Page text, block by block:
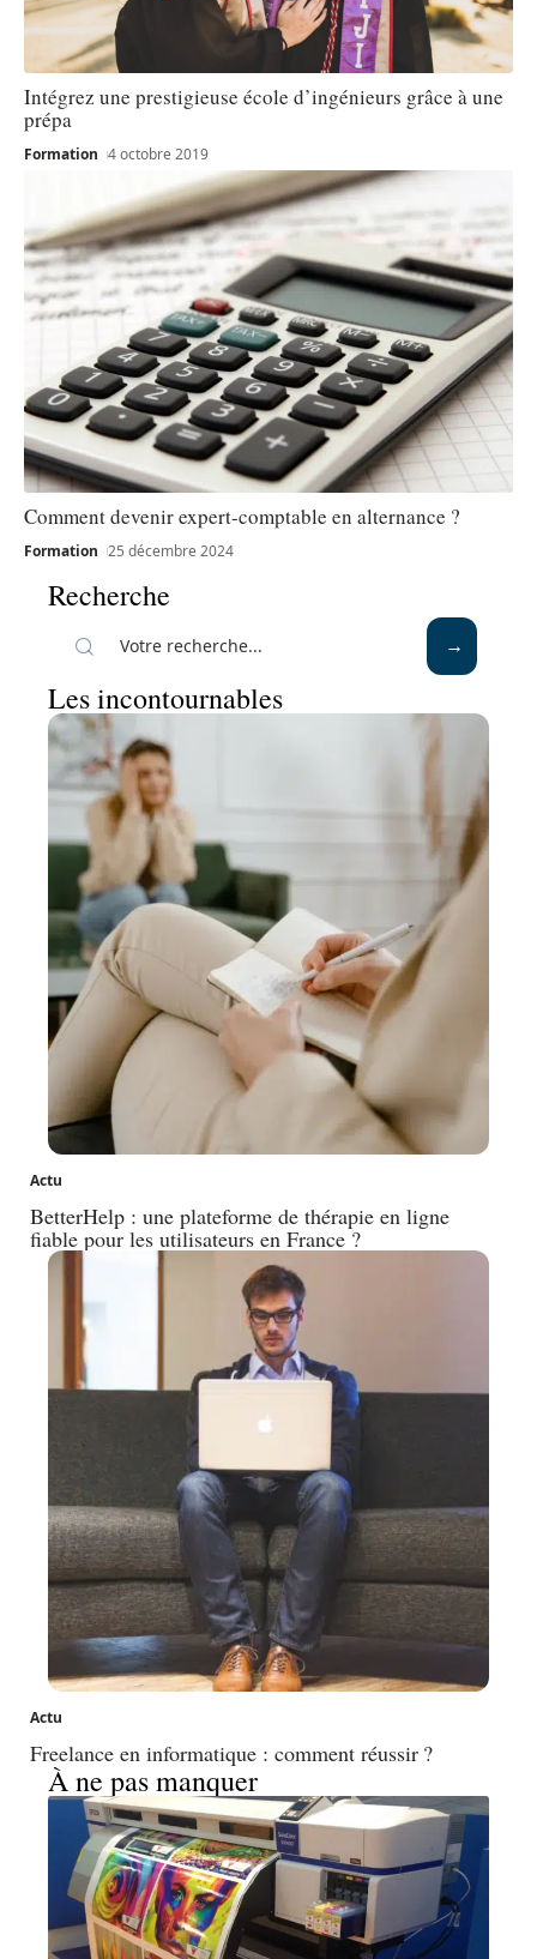
Intégrez une prestigieuse école d’ingénieurs grâce à une
prépa
Formation 4 octobre 2019
Comment devenir expert-comptable en alternance ?
Formation 25 décembre 2024
Recherche
Les incontournables
Actu
BetterHelp : une plateforme de thérapie en ligne
fiable pour les utilisateurs en France ?
Actu
Freelance en informatique : comment réussir ?
À ne pas manquer